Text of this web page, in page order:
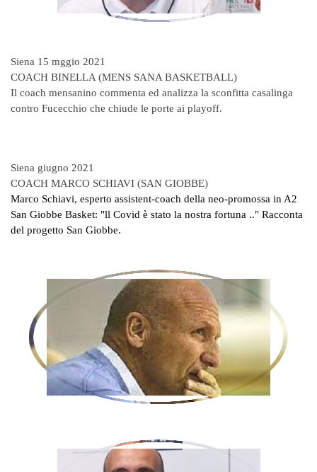
Siena 15 mggio 2021
COACH BINELLA (MENS SANA BASKETBALL)
Il coach mensanino commenta ed analizza la sconfitta casalinga
contro Fucecchio che chiude le porte ai playoff.
Siena giugno 2021
COACH MARCO SCHIAVI (SAN GIOBBE)
Marco Schiavi, esperto assistent-coach della neo-promossa in A2
San Giobbe Basket: "ll Covid è stato la nostra fortuna .." Racconta
del progetto San Giobbe.